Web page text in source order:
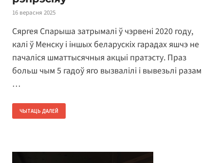
16 верасня 2025
Сяргея Спарыша затрымалі ў чэрвені 2020 году,
калі ў Менску і іншых беларускіх гарадах яшчэ не
пачаліся шматтысячныя акцыі пратэсту. Праз
больш чым 5 гадоў яго вызвалілі і вывезьлі разам
…
ЧЫТАЦЬ ДАЛЕЙ